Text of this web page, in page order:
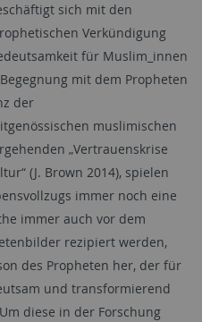
sich mit den
Verkündigung
für Muslim_innen
mit dem Propheten
der
muslimischen
„Vertrauenskrise
(J. Brown 2014), spielen
immer noch eine
immer auch vor dem
rezipiert werden,
des Propheten her, der für
und transformierend
diese in der Forschung